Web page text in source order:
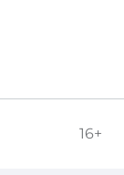
16+